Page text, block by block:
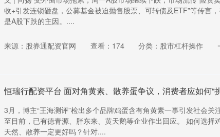
收+引发连锁砸盘，公募基金被迫抛售股票、可转债及ETF”等传言
是A股下跌的主因。....
来源：股券通配资官网 查看：174 分类：股市杠杆操作
3月，博主“王海测评”检出多个品牌鸡蛋含有角黄素一事引发社会关
至目前，已有德青源、胖东来、黄天鹅等企业作出回应。 如何选择
天然、散养一定更好吗？针对....